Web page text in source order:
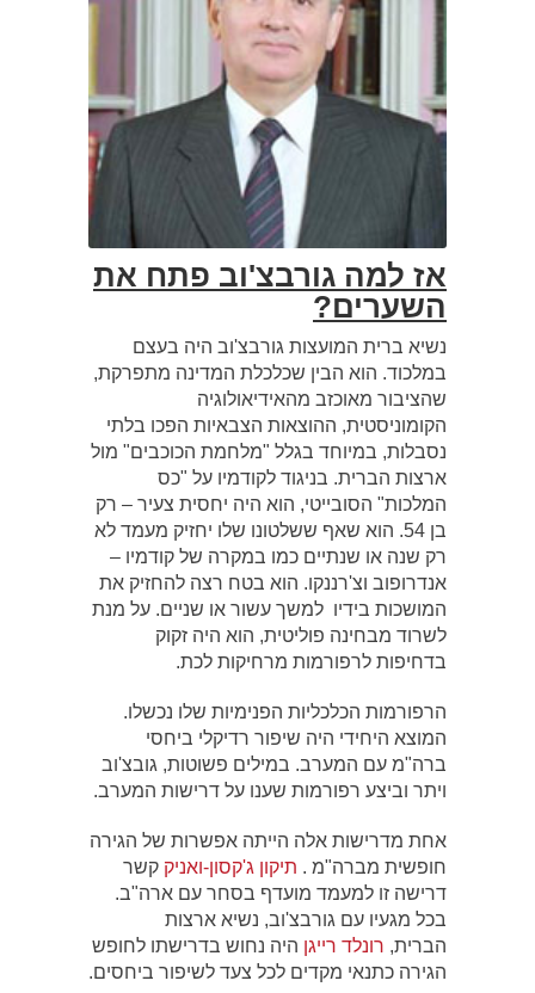
אז למה גורבצ'וב פתח את
השערים?
נשיא ברית המועצות גורבצ'וב היה בעצם
במלכוד. הוא הבין שכלכלת המדינה מתפרקת,
שהציבור מאוכזב מהאידיאולוגיה
הקומוניסטית, ההוצאות הצבאיות הפכו בלתי
נסבלות, במיוחד בגלל "מלחמת הכוכבים" מול
ארצות הברית. בניגוד לקודמיו על "כס
המלכות" הסובייטי, הוא היה יחסית צעיר – רק
בן 54. הוא שאף ששלטונו שלו יחזיק מעמד לא
רק שנה או שנתיים כמו במקרה של קודמיו –
אנדרופוב וצ'רננקו. הוא בטח רצה להחזיק את
המושכות בידיו למשך עשור או שניים. על מנת
לשרוד מבחינה פוליטית, הוא היה זקוק
בדחיפות לרפורמות מרחיקות לכת.
הרפורמות הכלכליות הפנימיות שלו נכשלו.
המוצא היחידי היה שיפור רדיקלי ביחסי
ברה"מ עם המערב. במילים פשוטות, גובצ'וב
ויתר וביצע רפורמות שענו על דרישות המערב.
אחת מדרישות אלה הייתה אפשרות של הגירה
חופשית מברה"מ . תיקון ג'קסון-ואניק קשר
דרישה זו למעמד מועדף בסחר עם ארה"ב.
בכל מגעיו עם גורבצ'וב, נשיא ארצות
הברית, רונלד רייגן היה נחוש בדרישתו לחופש
הגירה כתנאי מקדים לכל צעד לשיפור ביחסים.